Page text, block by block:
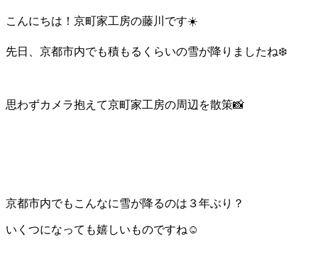
こんにちは！京町家工房の藤川です☀️
先日、京都市内でも積もるくらいの雪が降りましたね❄️
思わずカメラ抱えて京町家工房の周辺を散策📸
京都市内でもこんなに雪が降るのは３年ぶり？
いくつになっても嬉しいものですね☺️